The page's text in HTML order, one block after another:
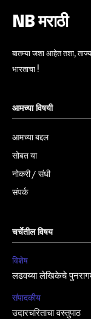
NB मराठी
बातम्या जशा आहेत तशा,
भारताचा !
आमच्या विषयी
आमच्या बद्दल
सोबत या
नोकरी / संधी
संपर्क
चर्चेतील विषय
विशेष
लढवय्या लेखिकेचे
संपादकीय
उदारचरिताचा वस्तुपाठ